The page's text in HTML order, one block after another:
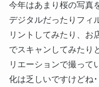
今年はあまり桜の写真
デジタルだったりフィ
リントしてみたり、お
でスキャンしてみたり
リエーションで撮って
化は乏しいですけどね･